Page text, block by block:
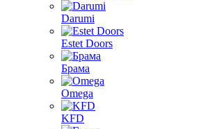
Darumi
Estet Doors
Брама
Omega
KFD